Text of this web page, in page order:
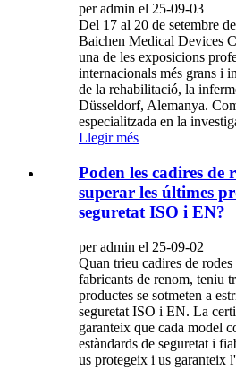
per admin el 25-09-03
Del 17 al 20 de setembre
Baichen Medical Devices
una de les exposicions
internacionals més grans i
de la rehabilitació, la
Düsseldorf, Alemanya.
especialitzada en la
Llegir més
Poden les cadires de
superar les últimes
seguretat ISO i EN?
per admin el 25-09-02
Quan trieu cadires de
fabricants de renom, teniu
productes se sotmeten a
seguretat ISO i EN. La
garanteix que cada model
estàndards de seguretat i
us protegeix i us garanteix